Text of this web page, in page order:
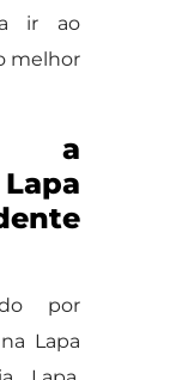
ir ao
melhor
a
por
Lapa